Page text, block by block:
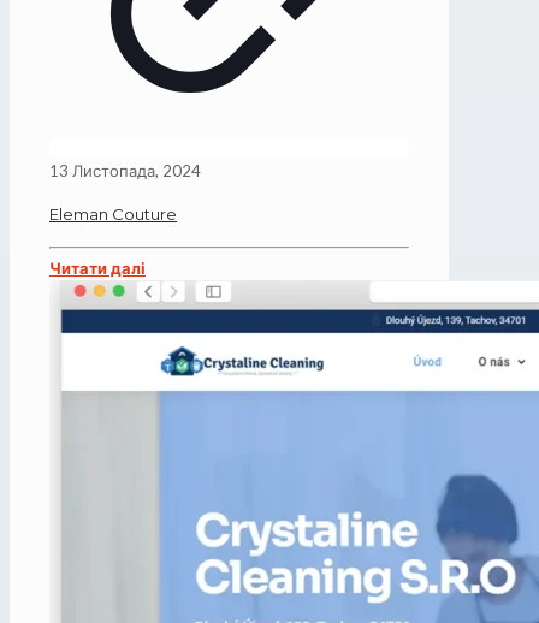
13 Листопада, 2024
Eleman Couture
Читати далі